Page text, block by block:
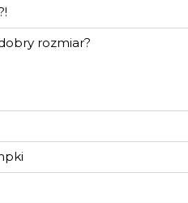
rozmiar?